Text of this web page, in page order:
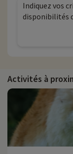
Indiquez vos
disponibilités
Activités à